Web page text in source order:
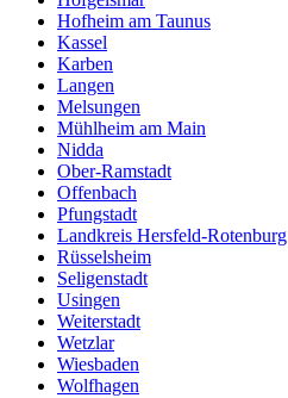
Hofheim am Taunus
Kassel
Karben
Langen
Melsungen
Mühlheim am Main
Nidda
Ober-Ramstadt
Offenbach
Pfungstadt
Landkreis Hersfeld-Rotenburg
Rüsselsheim
Seligenstadt
Usingen
Weiterstadt
Wetzlar
Wiesbaden
Wolfhagen